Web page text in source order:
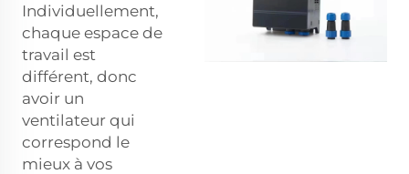
Individuellement,
chaque espace de
travail est
différent, donc
avoir un
ventilateur qui
correspond le
mieux à vos